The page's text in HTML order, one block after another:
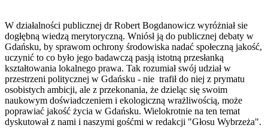
W działalności publicznej dr Robert Bogdanowicz wyróżniał sie
dogłębną wiedzą merytoryczną. Wniósł ją do publicznej debaty w
Gdańsku, by sprawom ochrony środowiska nadać społeczną jakość,
uczynić to co było jego badawczą pasją istotną przesłanką
kształtowania lokalnego prawa. Tak rozumiał swój udział w
przestrzeni politycznej w Gdańsku - nie trafił do niej z prymatu
osobistych ambicji, ale z przekonania, że dzieląc się swoim
naukowym doświadczeniem i ekologiczną wrażliwością, może
poprawiać jakość życia w Gdańsku. Wielokrotnie na ten temat
dyskutował z nami i naszymi gośćmi w redakcji "Głosu Wybrzeża".